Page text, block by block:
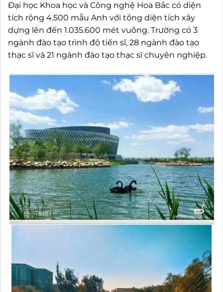
Đại học Khoa học và Công nghệ Hoa Bắc có diện
tích rộng 4.500 mẫu Anh với tổng diện tích xây
dựng lên đến 1.035.600 mét vuông. Trường có 3
ngành đào tạo trình độ tiến sĩ, 28 ngành đào tạo
thạc sĩ và 21 ngành đào tạo thạc sĩ chuyên nghiệp.